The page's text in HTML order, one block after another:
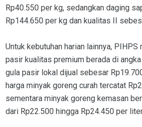
Rp40.550 per kg, sedangkan daging
Rp144.650 per kg dan kualitas II
Untuk kebutuhan harian lainnya, PIHPS
pasir kualitas premium berada di
gula pasir lokal dijual sebesar
harga minyak goreng curah tercatat
sementara minyak goreng kemasan
dari Rp22.500 hingga Rp24.450 per